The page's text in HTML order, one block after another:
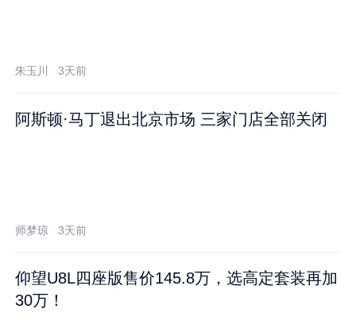
朱玉川 3天前
阿斯顿·马丁退出北京市场 三家门店全部关闭
师梦琼 3天前
仰望U8L四座版售价145.8万，选高定套装再加
30万！